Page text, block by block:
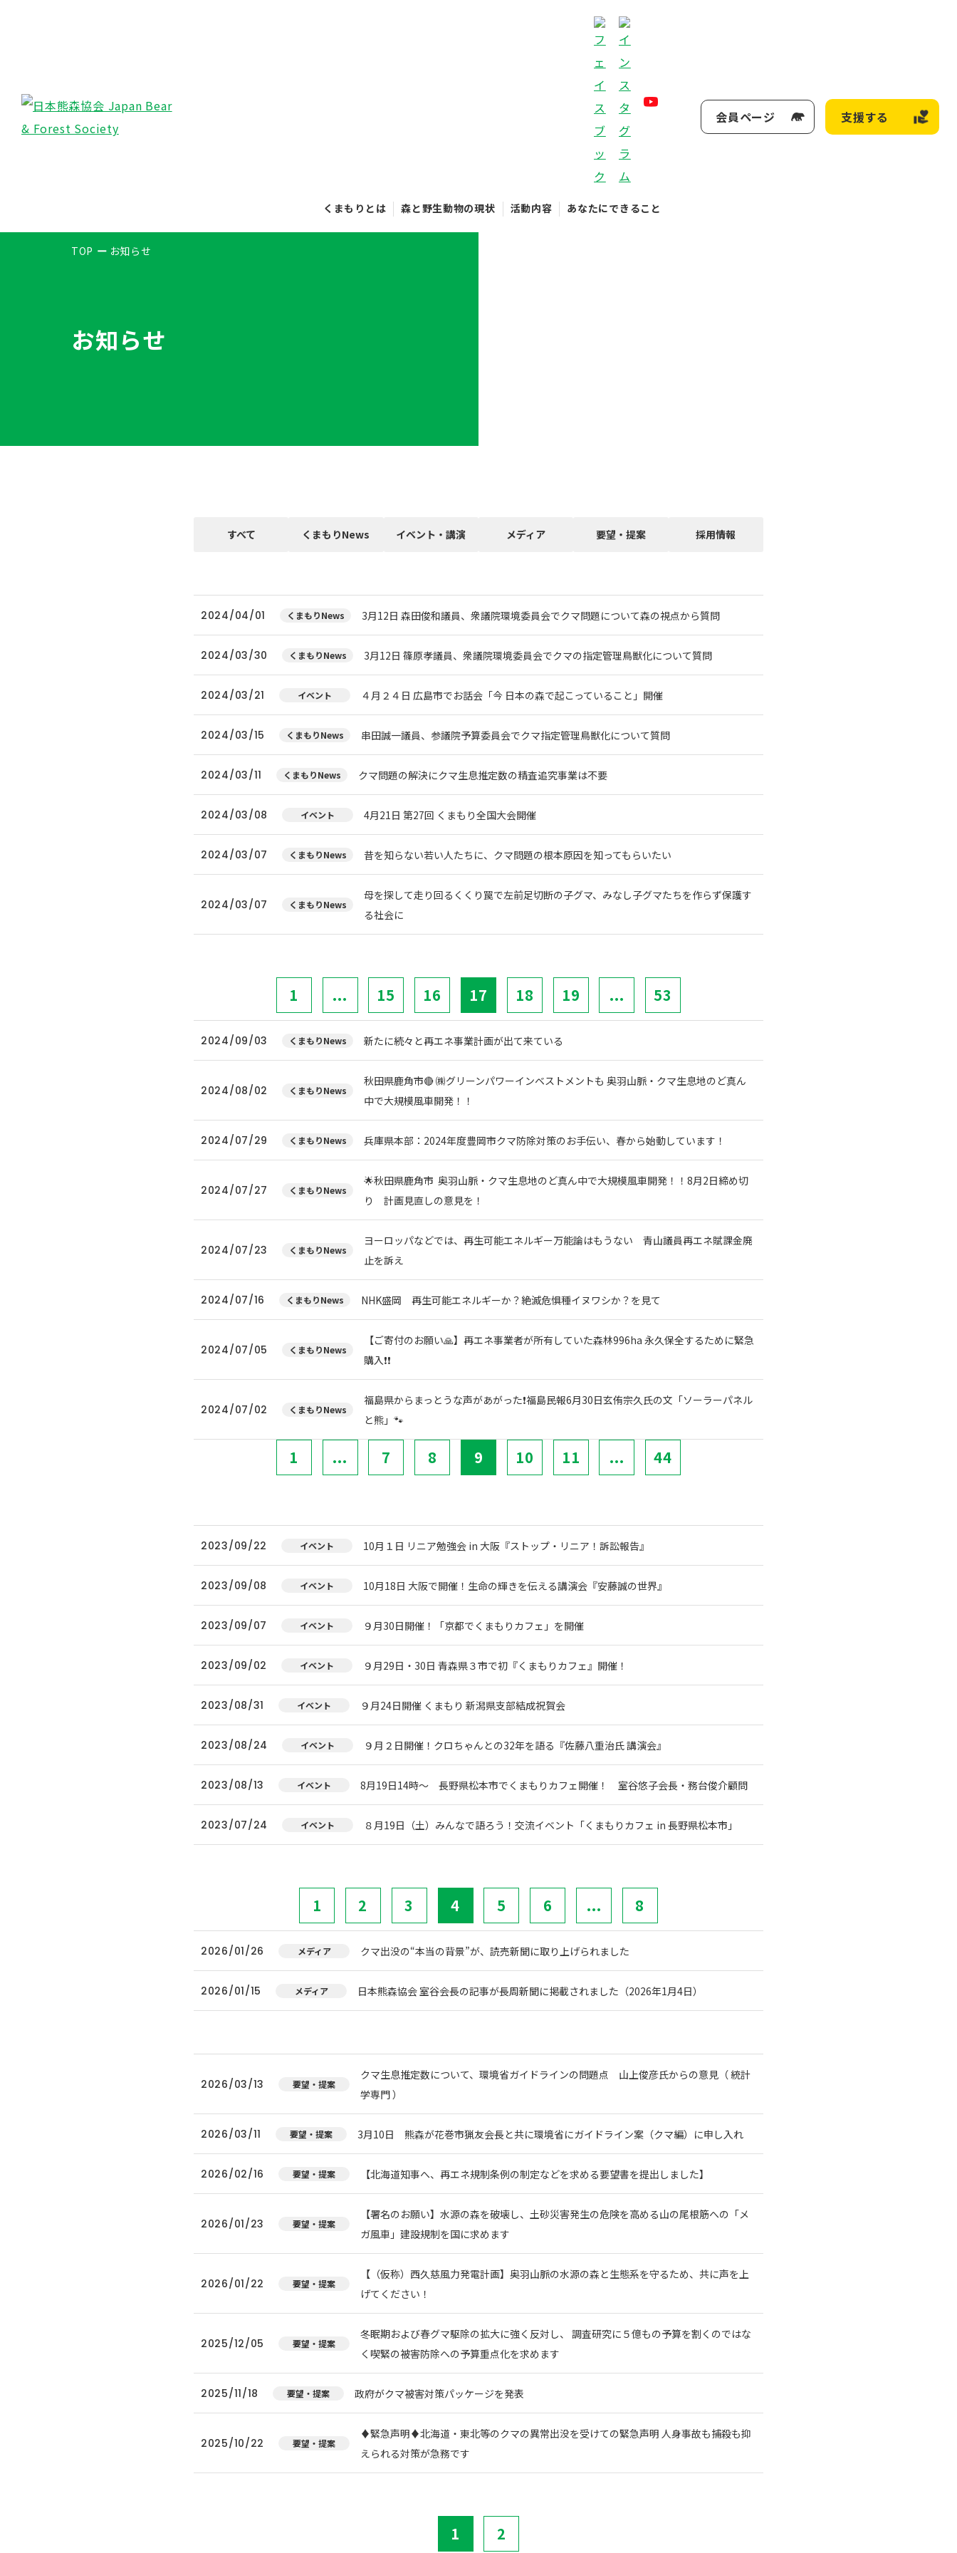
くまもりとは 森と野生動物の現状 活動内容 あなたにできること
会員ページ 支援する
TOP お知らせ
お知らせ
すべて くまもりNews イベント・講演 メディア 要望・提案 採用情報
2024/04/01 くまもりNews 3月12日 森田俊和議員、衆議院環境委員会でクマ問題について森の視点から質問
2024/03/30 くまもりNews 3月12日 篠原孝議員、衆議院環境委員会でクマの指定管理鳥獣化について質問
2024/03/21 イベント ４月２４日 広島市でお話会「今 日本の森で起こっていること」開催
2024/03/15 くまもりNews 串田誠一議員、参議院予算委員会でクマ指定管理鳥獣化について質問
2024/03/11 くまもりNews クマ問題の解決にクマ生息推定数の精査追究事業は不要
2024/03/08 イベント 4月21日 第27回 くまもり全国大会開催
2024/03/07 くまもりNews 昔を知らない若い人たちに、クマ問題の根本原因を知ってもらいたい
2024/03/07 くまもりNews
母を探して走り回るくくり罠で左前足切断の子グマ、みなし子グマたちを作らず保護す
る社会に
1 ... 15 16 17 18 19 ... 53
2024/09/03 くまもりNews 新たに続々と再エネ事業計画が出て来ている
2024/08/02 くまもりNews
秋田県鹿角市🔴 ㈱グリーンパワーインベストメントも 奥羽山脈・クマ生息地のど真ん
中で大規模風車開発！！
2024/07/29 くまもりNews 兵庫県本部：2024年度豊岡市クマ防除対策のお手伝い、春から始動しています！
2024/07/27 くまもりNews
🌟秋田県鹿角市 奥羽山脈・クマ生息地のど真ん中で大規模風車開発！！8月2日締め切
り 計画見直しの意見を！
2024/07/23 くまもりNews
ヨーロッパなどでは、再生可能エネルギー万能論はもうない 青山議員再エネ賦課金廃
止を訴え
2024/07/16 くまもりNews NHK盛岡 再生可能エネルギーか？絶滅危惧種イヌワシか？を見て
2024/07/05 くまもりNews
【ご寄付のお願い🙏】再エネ事業者が所有していた森林996ha 永久保全するために緊急
購入❗❗
2024/07/02 くまもりNews
福島県からまっとうな声があがった❗福島民報6月30日玄侑宗久氏の文「ソーラーパネル
と熊」🐾
1 ... 7 8 9 10 11 ... 44
2023/09/22 イベント 10月１日 リニア勉強会 in 大阪『ストップ・リニア！訴訟報告』
2023/09/08 イベント 10月18日 大阪で開催！生命の輝きを伝える講演会『安藤誠の世界』
2023/09/07 イベント ９月30日開催！「京都でくまもりカフェ」を開催
2023/09/02 イベント ９月29日・30日 青森県３市で初『くまもりカフェ』開催！
2023/08/31 イベント ９月24日開催 くまもり 新潟県支部結成祝賀会
2023/08/24 イベント ９月２日開催！クロちゃんとの32年を語る『佐藤八重治氏 講演会』
2023/08/13 イベント 8月19日14時～ 長野県松本市でくまもりカフェ開催！ 室谷悠子会長・務台俊介顧問
2023/07/24 イベント ８月19日（土）みんなで語ろう！交流イベント「くまもりカフェ in 長野県松本市」
1 2 3 4 5 6 ... 8
2026/01/26 メディア クマ出没の“本当の背景”が、読売新聞に取り上げられました
2026/01/15 メディア 日本熊森協会 室谷会長の記事が長周新聞に掲載されました（2026年1月4日）
2026/03/13 要望・提案
クマ生息推定数について、環境省ガイドラインの問題点 山上俊彦氏からの意見（ 統計
学専門 ）
2026/03/11 要望・提案 3月10日 熊森が花巻市猟友会長と共に環境省にガイドライン案（クマ編）に申し入れ
2026/02/16 要望・提案 【北海道知事へ、再エネ規制条例の制定などを求める要望書を提出しました】
2026/01/23 要望・提案
【署名のお願い】水源の森を破壊し、土砂災害発生の危険を高める山の尾根筋への「メ
ガ風車」建設規制を国に求めます
2026/01/22 要望・提案
【（仮称）西久慈風力発電計画】奥羽山脈の水源の森と生態系を守るため、共に声を上
げてください！
2025/12/05 要望・提案
冬眠期および春グマ駆除の拡大に強く反対し、 調査研究に５億もの予算を割くのではな
く喫緊の被害防除への予算重点化を求めます
2025/11/18 要望・提案 政府がクマ被害対策パッケージを発表
2025/10/22 要望・提案
♦️緊急声明♦️北海道・東北等のクマの異常出没を受けての緊急声明 人身事故も捕殺も抑
えられる対策が急務です
1 2